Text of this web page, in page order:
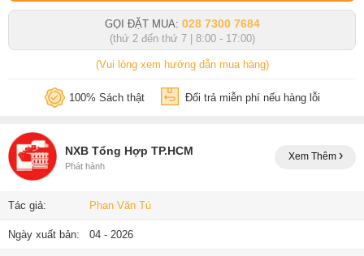
GỌI ĐẶT MUA: 028 7300 7684
(thứ 2 đến thứ 7 | 8:00 - 17:00)
(Vui lòng xem hướng dẫn mua hàng)
100% Sách thật Đổi trả miễn phí nếu hàng lỗi
NXB Tổng Hợp TP.HCM
Phát hành
Xem Thêm
Tác giả: Phan Văn Tú
Ngày xuất bản: 04 - 2026